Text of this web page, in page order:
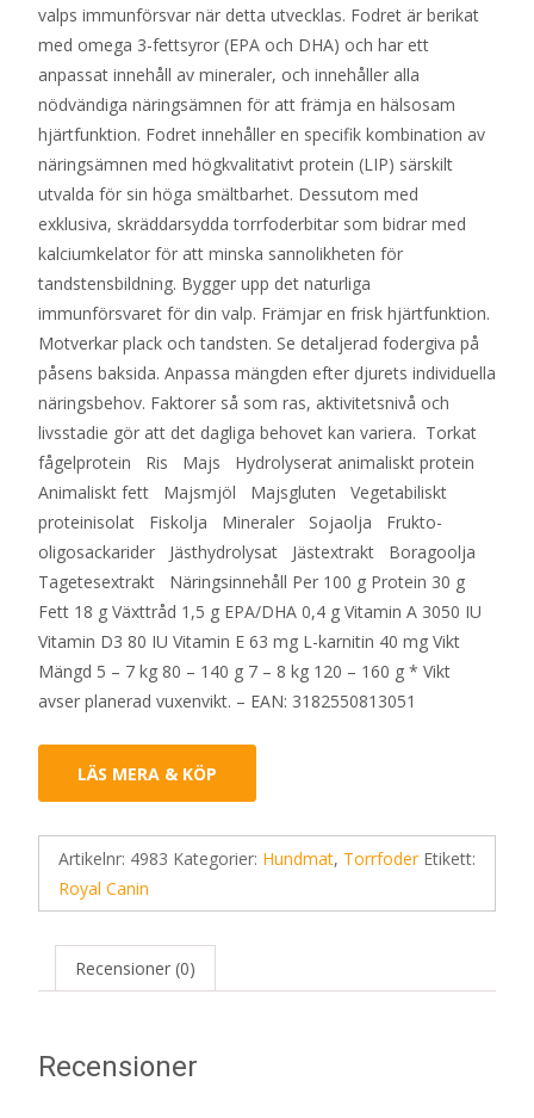
valps immunförsvar när detta utvecklas. Fodret är berikat
med omega 3-fettsyror (EPA och DHA) och har ett
anpassat innehåll av mineraler, och innehåller alla
nödvändiga näringsämnen för att främja en hälsosam
hjärtfunktion. Fodret innehåller en specifik kombination av
näringsämnen med högkvalitativt protein (LIP) särskilt
utvalda för sin höga smältbarhet. Dessutom med
exklusiva, skräddarsydda torrfoderbitar som bidrar med
kalciumkelator för att minska sannolikheten för
tandstensbildning. Bygger upp det naturliga
immunförsvaret för din valp. Främjar en frisk hjärtfunktion.
Motverkar plack och tandsten. Se detaljerad fodergiva på
påsens baksida. Anpassa mängden efter djurets individuella
näringsbehov. Faktorer så som ras, aktivitetsnivå och
livsstadie gör att det dagliga behovet kan variera. Torkat
fågelprotein Ris Majs Hydrolyserat animaliskt protein
Animaliskt fett Majsmjöl Majsgluten Vegetabiliskt
proteinisolat Fiskolja Mineraler Sojaolja Frukto-
oligosackarider Jästhydrolysat Jästextrakt Boragoolja
Tagetesextrakt Näringsinnehåll Per 100 g Protein 30 g
Fett 18 g Växttråd 1,5 g EPA/DHA 0,4 g Vitamin A 3050 IU
Vitamin D3 80 IU Vitamin E 63 mg L-karnitin 40 mg Vikt
Mängd 5 – 7 kg 80 – 140 g 7 – 8 kg 120 – 160 g * Vikt
avser planerad vuxenvikt. – EAN: 3182550813051
LÄS MERA & KÖP
Artikelnr: 4983 Kategorier: Hundmat, Torrfoder Etikett:
Royal Canin
Recensioner (0)
Recensioner